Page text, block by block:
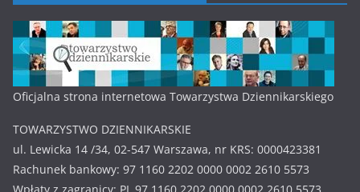
Oficjalna strona internetowa Towarzystwa Dziennikarskiego
TOWARZYSTWO DZIENNIKARSKIE
ul. Lewicka 14 /34, 02-547 Warszawa, nr KRS: 0000423381
Rachunek bankowy: 97 1160 2202 0000 0002 2610 5573